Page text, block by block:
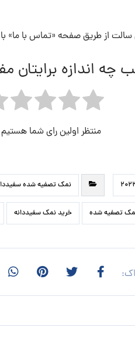
از طریق صفحه «تماس با ما»
چه اندازه برایتان
منتظر اولین رای شما
نمک تصفیه شده
تصفیه شده خرید نمک سفیددانه